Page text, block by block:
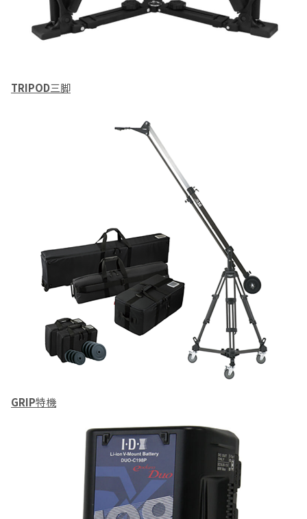
TRIPOD三脚
GRIP特機